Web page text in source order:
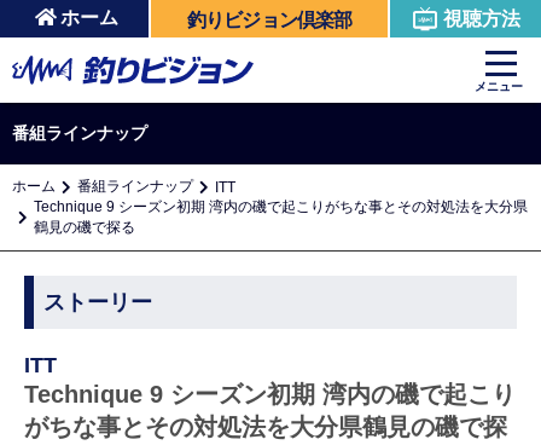
ホーム 釣りビジョン倶楽部 視聴方法
メニュー
番組ラインナップ
ホーム 番組ラインナップ
ITT
Technique 9 シーズン初期 湾内の磯で起こりがちな事とその対処法を大分県
鶴見の磯で探る
ストーリー
ITT
Technique 9 シーズン初期 湾内の磯で起こり
がちな事とその対処法を大分県鶴見の磯で探